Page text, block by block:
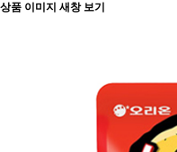
상품 이미지 새창 보기